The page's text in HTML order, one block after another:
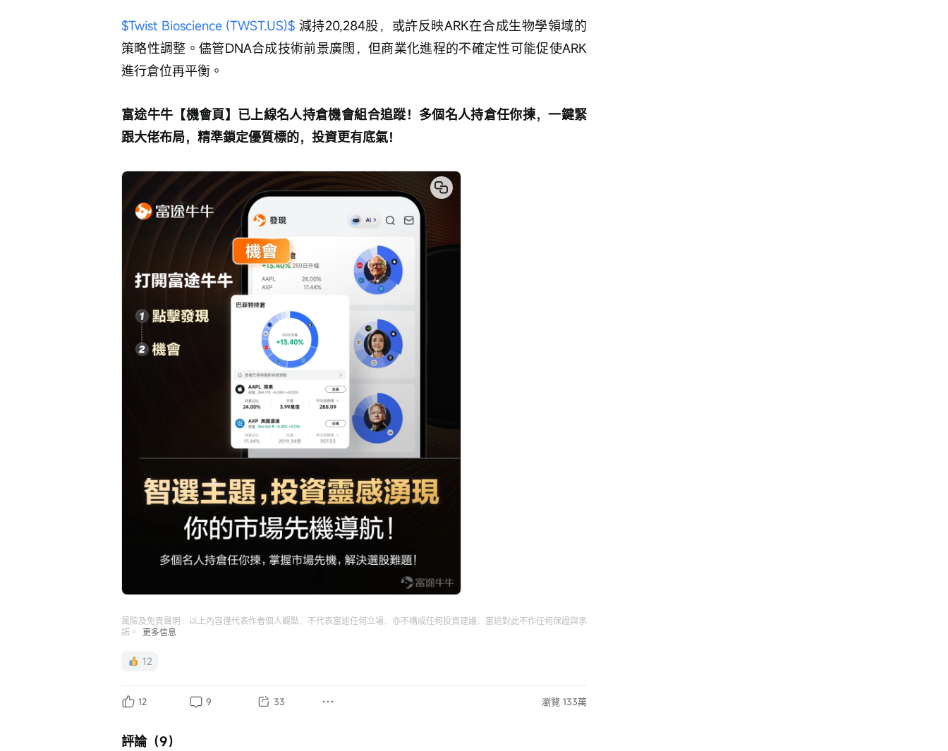
$Twist Bioscience (TWST.US)$ 減持20,284股，或許反映ARK在合成生物學領域的
策略性調整。儘管DNA合成技術前景廣闊，但商業化進程的不確定性可能促使ARK
進行倉位再平衡。
富途牛牛【機會頁】已上線名人持倉機會組合追蹤！多個名人持倉任你揀，一鍵緊
跟大佬布局，精準鎖定優質標的，投資更有底氣！
風險及免責聲明：以上內容僅代表作者個人觀點，不代表富途任何立場，亦不構成任何投資建議，富途對此不作任何保證與承
諾。
更多信息
12
12 9 33 瀏覽 133萬
評論（9）